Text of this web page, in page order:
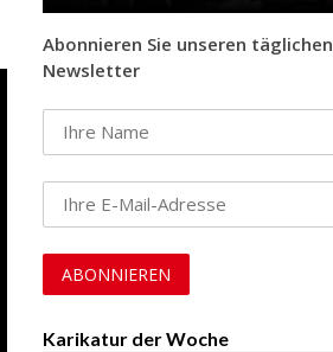
Abonnieren Sie unseren täglichen
Newsletter
Karikatur der Woche